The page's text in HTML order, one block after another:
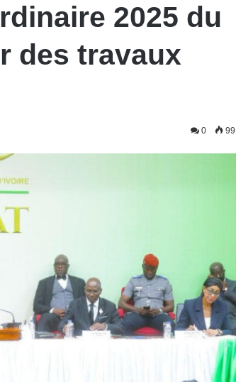
2025 du
des travaux
0 99